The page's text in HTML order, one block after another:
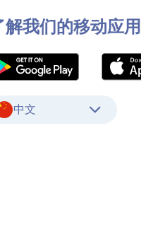
解我们的移动应用
中文